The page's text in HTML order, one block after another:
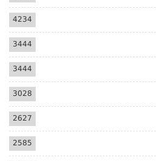
4234
3444
3444
3028
2627
2585